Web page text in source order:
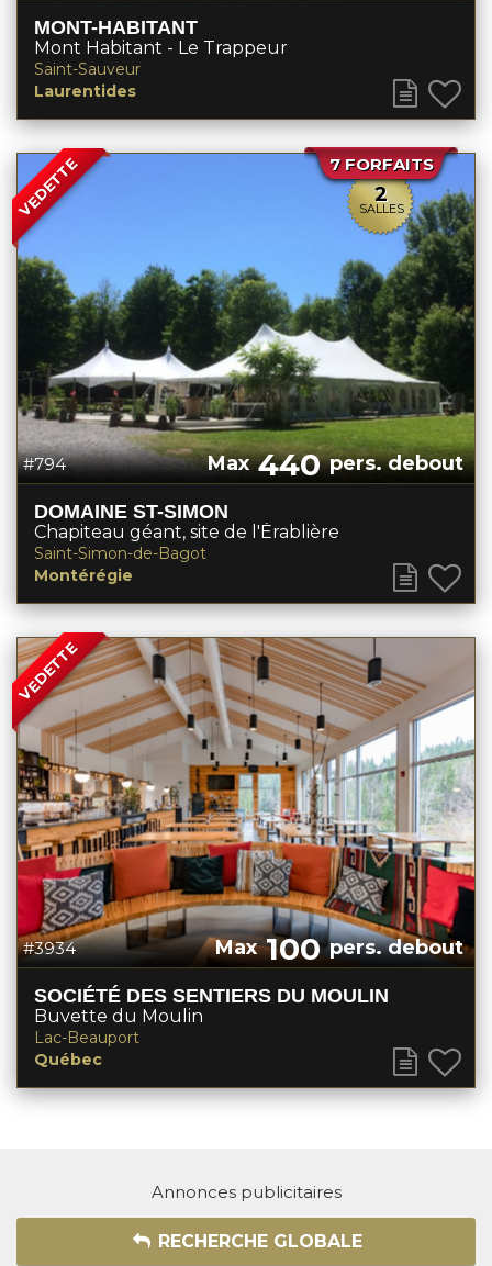
MONT-HABITANT
Mont Habitant - Le Trappeur
Saint-Sauveur
Laurentides
VEDETTE 2
SALLES
7 FORFAITS
#794 Max440pers. debout
DOMAINE ST-SIMON
Chapiteau géant, site de l'Érablière
Saint-Simon-de-Bagot
Montérégie
VEDETTE
#3934 Max100pers. debout
SOCIÉTÉ DES SENTIERS DU MOULIN
Buvette du Moulin
Lac-Beauport
Québec
Annonces publicitaires
RECHERCHE GLOBALE